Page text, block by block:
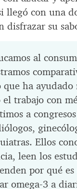
llegó con una
su
al
que ha ayudado
el trabajo con
a
Ellos
leen los
por qué es
omega-3 a